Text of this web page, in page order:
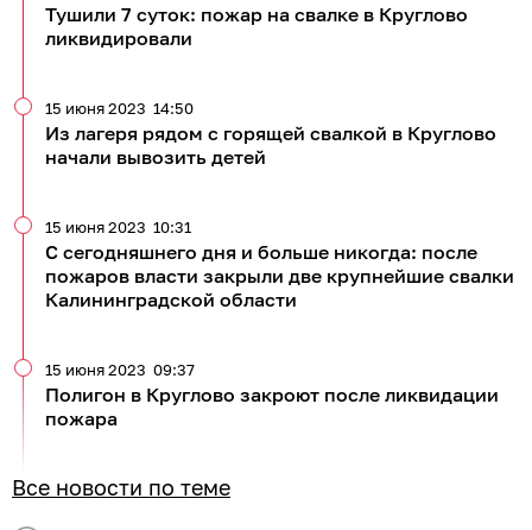
Тушили 7 суток: пожар на свалке в Круглово
ликвидировали
Из лагеря рядом с горящей свалкой в Круглово
начали вывозить детей
15 июня 2023 14:50
С сегодняшнего дня и больше никогда: после
пожаров власти закрыли две крупнейшие свалки
Калининградской области
15 июня 2023 10:31
Полигон в Круглово закроют после ликвидации
пожара
15 июня 2023 09:37
Все новости по теме